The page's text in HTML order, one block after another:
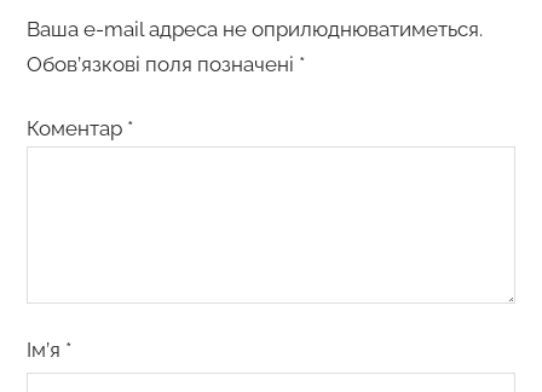
Ваша e-mail адреса не оприлюднюватиметься.
Обов’язкові поля позначені *
Коментар *
Ім’я *